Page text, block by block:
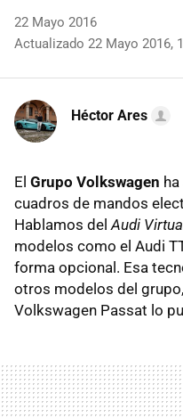
22 Mayo 2016
Actualizado 22 Mayo 2016,
Héctor Ares
El Grupo Volkswagen
cuadros de mandos
Hablamos del Audi
modelos como el Audi
forma opcional. Esa
otros modelos del
Volkswagen Passat lo